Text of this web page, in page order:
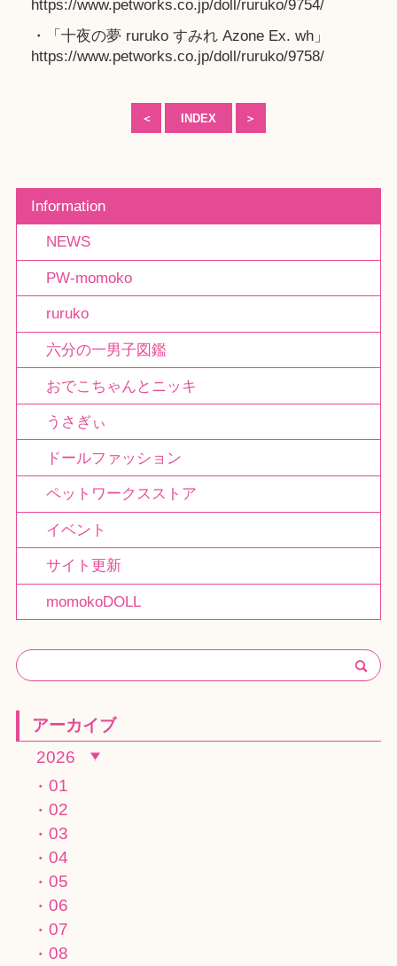
https://www.petworks.co.jp/doll/ruruko/9754/
・「十夜の夢 ruruko すみれ Azone Ex. wh」
https://www.petworks.co.jp/doll/ruruko/9758/
＜ INDEX ＞
Information
NEWS
PW-momoko
ruruko
六分の一男子図鑑
おでこちゃんとニッキ
うさぎぃ
ドールファッション
ペットワークスストア
イベント
サイト更新
momokoDOLL
アーカイブ
2026
01
02
03
04
05
06
07
08